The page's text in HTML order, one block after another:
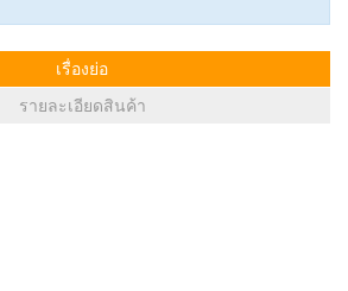
เรื่องย่อ
รายละเอียดสินค้า